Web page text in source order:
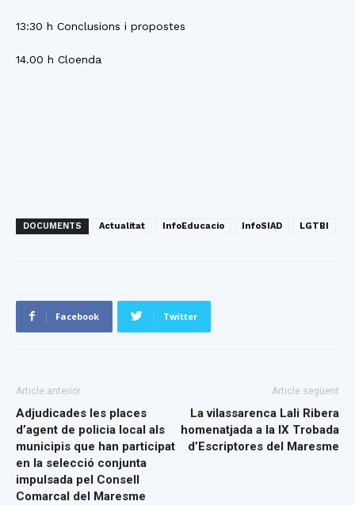
13:30 h Conclusions i propostes
14.00 h Cloenda
DOCUMENTS Actualitat InfoEducacio InfoSIAD LGTBI
Facebook Twitter
Article anterior
Adjudicades les places
d’agent de policia local als
municipis que han participat
en la selecció conjunta
impulsada pel Consell
Comarcal del Maresme
Article següent
La vilassarenca Lali Ribera
homenatjada a la IX Trobada
d’Escriptores del Maresme